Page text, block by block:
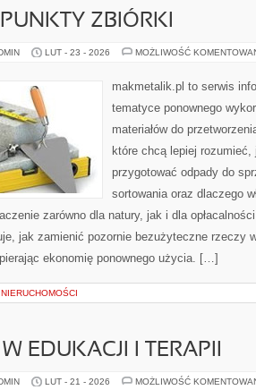
ZBIÓRKI
LUT - 23 - 2026 MOŻLIWOŚĆ
makmetalik.pl to serwis
tematyce ponownego
materiałów do
które chcą lepiej rozumieć,
przygotować odpady do
sortowania oraz dlaczego
zarówno dla natury, jak i dla
jak zamienić pozornie bezużyteczne rzeczy
ekonomię ponownego użycia. […]
NIERUCHOMOŚCI
EDUKACJI I TERAPII
LUT - 21 - 2026 MOŻLIWOŚĆ